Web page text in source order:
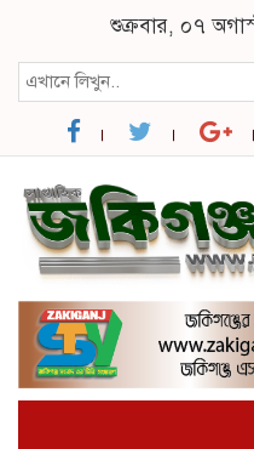
শুক্রবার, ০৭